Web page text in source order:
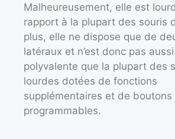
Malheureusement, elle est
rapport à la plupart des souris
plus, elle ne dispose que de
latéraux et n’est donc pas aussi
polyvalente que la plupart des
lourdes dotées de fonctions
supplémentaires et de boutons
programmables.